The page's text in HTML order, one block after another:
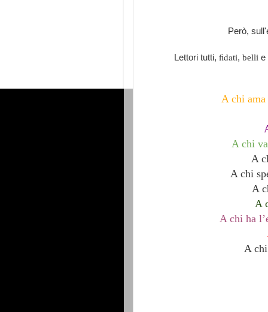
Però,
Lettori tutti, fidati, belli e
A chi
A chi
A
A chi
A
A
A chi ha
A